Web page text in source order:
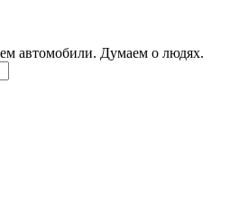
автомобили. Думаем о людях.